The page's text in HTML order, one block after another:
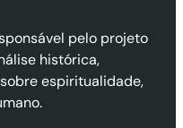
pelo projeto
histórica,
espiritualidade,